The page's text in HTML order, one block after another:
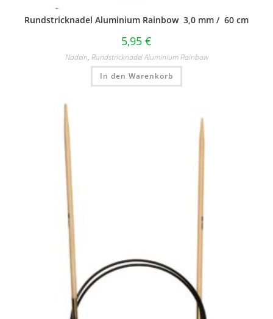
Rundstricknadel Aluminium Rainbow 3,0 mm / 60 cm
5,95 €
Nadeln, Rundstricknadel Aluminium Rainbow
In den Warenkorb